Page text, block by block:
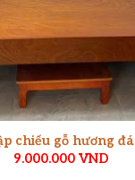
chiếu gỗ hương đá
9.000.000 VND